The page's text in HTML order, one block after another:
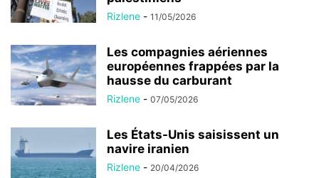
Rizlene - 11/05/2026
Les compagnies aériennes
européennes frappées par la
hausse du carburant
Rizlene - 07/05/2026
Les États-Unis saisissent un
navire iranien
Rizlene - 20/04/2026